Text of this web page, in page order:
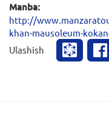
Manba:
http://
khan-mausoleum-
Ulashish